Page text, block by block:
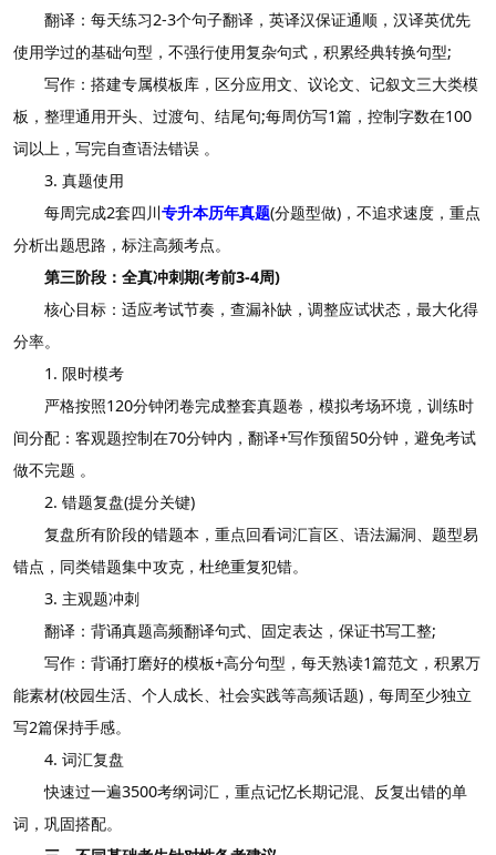
翻译：每天练习2-3个句子翻译，英译汉保证通顺，汉译英优先
使用学过的基础句型，不强行使用复杂句式，积累经典转换句型;
写作：搭建专属模板库，区分应用文、议论文、记叙文三大类模
板，整理通用开头、过渡句、结尾句;每周仿写1篇，控制字数在100
词以上，写完自查语法错误 。
3. 真题使用
每周完成2套四川专升本历年真题(分题型做)，不追求速度，重点
分析出题思路，标注高频考点。
第三阶段：全真冲刺期(考前3-4周)
核心目标：适应考试节奏，查漏补缺，调整应试状态，最大化得
分率。
1. 限时模考
严格按照120分钟闭卷完成整套真题卷，模拟考场环境，训练时
间分配：客观题控制在70分钟内，翻译+写作预留50分钟，避免考试
做不完题 。
2. 错题复盘(提分关键)
复盘所有阶段的错题本，重点回看词汇盲区、语法漏洞、题型易
错点，同类错题集中攻克，杜绝重复犯错。
3. 主观题冲刺
翻译：背诵真题高频翻译句式、固定表达，保证书写工整;
写作：背诵打磨好的模板+高分句型，每天熟读1篇范文，积累万
能素材(校园生活、个人成长、社会实践等高频话题)，每周至少独立
写2篇保持手感。
4. 词汇复盘
快速过一遍3500考纲词汇，重点记忆长期记混、反复出错的单
词，巩固搭配。